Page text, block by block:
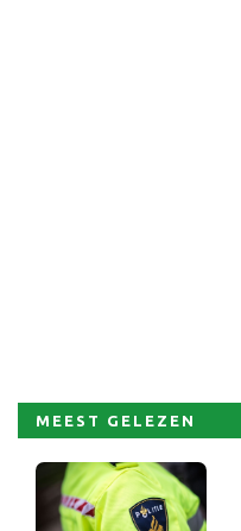
MEEST GELEZEN